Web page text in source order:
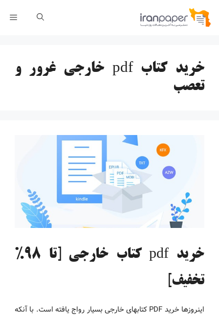
پرش
خرید کتاب pdf خارجی غرور و
تعصب
خرید pdf کتاب خارجی [تا 98%
تخفیف]
اینروزها خرید PDF کتاب‎های خارجی بسیار رواج یافته است. با آنکه